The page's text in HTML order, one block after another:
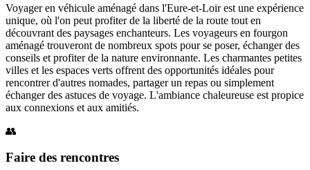
Voyager en véhicule aménagé dans l'Eure-et-Loir est une expérience
unique, où l'on peut profiter de la liberté de la route tout en
découvrant des paysages enchanteurs. Les voyageurs en fourgon
aménagé trouveront de nombreux spots pour se poser, échanger des
conseils et profiter de la nature environnante. Les charmantes petites
villes et les espaces verts offrent des opportunités idéales pour
rencontrer d'autres nomades, partager un repas ou simplement
échanger des astuces de voyage. L'ambiance chaleureuse est propice
aux connexions et aux amitiés.
👥
Faire des rencontres